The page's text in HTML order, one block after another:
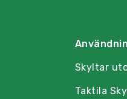
Skyltar
Taktila